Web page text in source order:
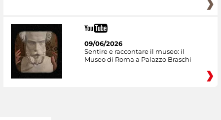
09/06/2026
Sentire e raccontare il museo: il
Museo di Roma a Palazzo Braschi